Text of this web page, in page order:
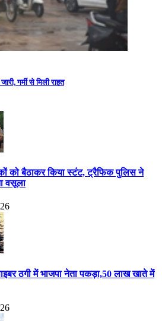
गर्मी से मिली राहत
को बैठाकर किया स्टंट, ट्रैफिक पुलिस ने
वसूला
ठगी में भाजपा नेता पकड़ा,50 लाख खाते में